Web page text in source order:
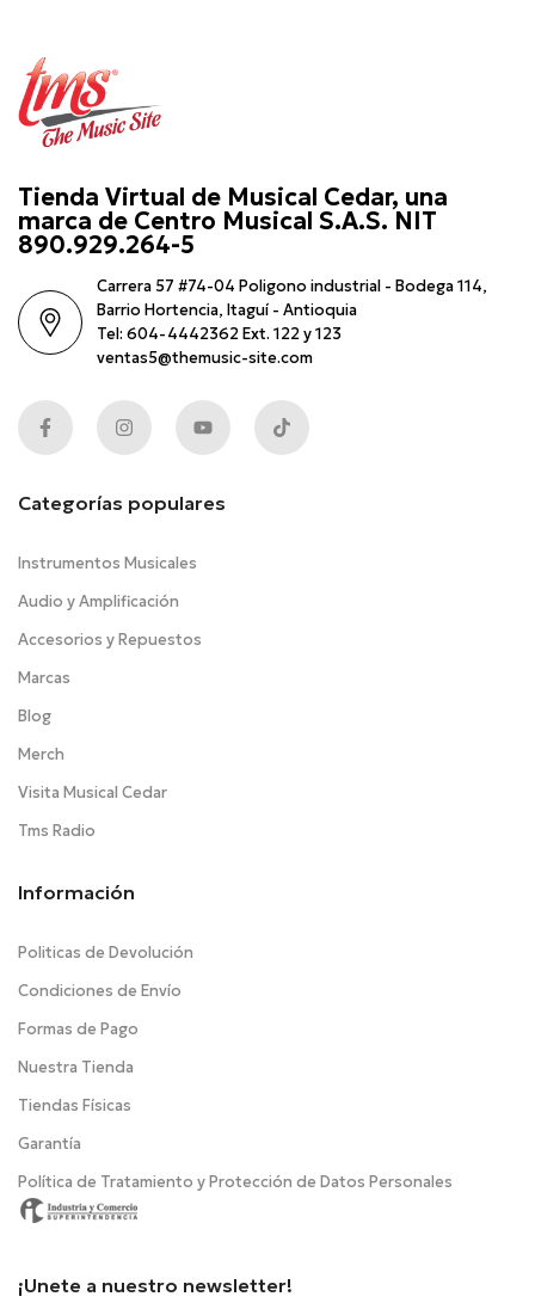
Tienda Virtual de Musical Cedar, una
marca de Centro Musical S.A.S. NIT
890.929.264-5
Carrera 57 #74-04 Poligono industrial - Bodega 114,
Barrio Hortencia, Itaguí - Antioquia
Tel: 604-4442362 Ext. 122 y 123
ventas5@themusic-site.com
Categorías populares
Instrumentos Musicales
Audio y Amplificación
Accesorios y Repuestos
Marcas
Blog
Merch
Visita Musical Cedar
Tms Radio
Información
Politicas de Devolución
Condiciones de Envío
Formas de Pago
Nuestra Tienda
Tiendas Físicas
Garantía
Política de Tratamiento y Protección de Datos Personales
¡Unete a nuestro newsletter!